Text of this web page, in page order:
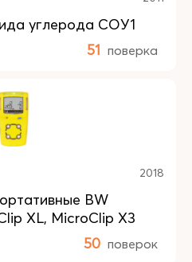
углерода СОУ1
51 поверка
2018
BW
XL, MicroClip X3
50 поверок